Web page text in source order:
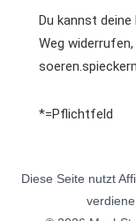
Du kannst
Weg widerrufen,
*=Pflichtfeld
Diese Seite nutzt